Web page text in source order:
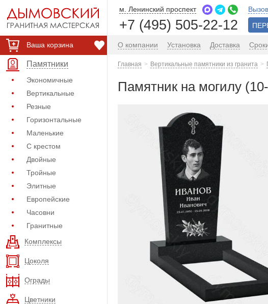
Ваша корзина
Памятники
Экономичные
Вертикальные
Резные
Горизонтальные
Маленькие
С крестом
Двойные
Тройные
Элитные
Европейские
Часовни
Гранитные
Комплексы
Цоколя
Ограды
Цветники
м. Ленинский проспект
+7 (495) 505-22-12
О компании Установка Доставка
Главная Вертикальные памятники из гранита
Памятник на могилу